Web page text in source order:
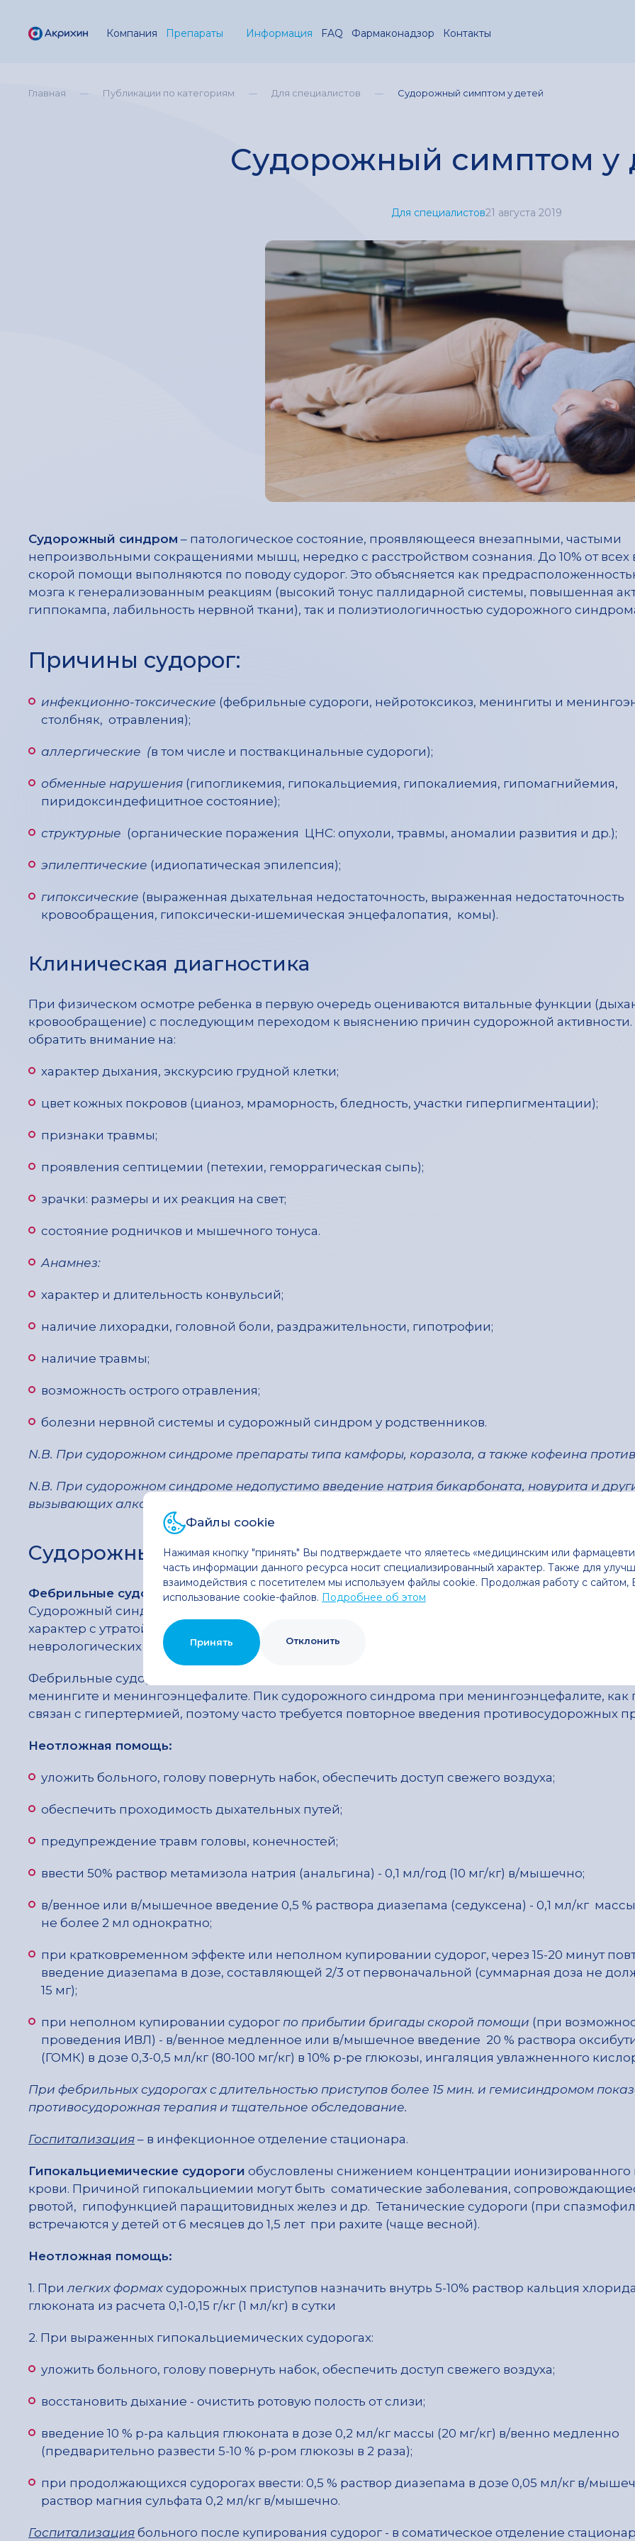
Компания Препараты Информация FAQ Фармаконадзор Контакты
Главная Публикации по категориям Для специалистов Судорожный симптом у детей
Судорожный симптом у
Для специалистов21 августа 2019
Судорожный синдром – патологическое состояние, проявляющееся внезапными, частыми
непроизвольными сокращениями мышц, нередко с расстройством сознания. До 10% от всех
скорой помощи выполняются по поводу судорог. Это объясняется как
мозга к генерализованным реакциям (высокий тонус паллидарной системы, повышенная
гиппокампа, лабильность нервной ткани), так и полиэтиологичностью судорожного
Причины судорог:
инфекционно-токсические (фебрильные судороги, нейротоксикоз, менингиты и
столбняк, отравления);
аллергические (в том числе и поствакцинальные судороги);
обменные нарушения (гипогликемия, гипокальциемия, гипокалиемия, гипомагнийемия,
пиридоксиндефицитное состояние);
структурные (органические поражения ЦНС: опухоли, травмы, аномалии развития и др.);
эпилептические (идиопатическая эпилепсия);
гипоксические (выраженная дыхательная недостаточность, выраженная недостаточность
кровообращения, гипоксически-ишемическая энцефалопатия, комы).
Клиническая диагностика
При физическом осмотре ребенка в первую очередь оцениваются витальные функции
кровообращение) с последующим переходом к выяснению причин судорожной
обратить внимание на:
характер дыхания, экскурсию грудной клетки;
цвет кожных покровов (цианоз, мраморность, бледность, участки гиперпигментации);
признаки травмы;
проявления септицемии (петехии, геморрагическая сыпь);
зрачки: размеры и их реакция на свет;
состояние родничков и мышечного тонуса.
Анамнез:
характер и длительность конвульсий;
наличие лихорадки, головной боли, раздражительности, гипотрофии;
наличие травмы;
возможность острого отравления;
болезни нервной системы и судорожный синдром у родственников.
N.B. При судорожном синдроме препараты типа камфоры, коразола, а также кофеина
N.B. При судорожном синдроме недопустимо введение натрия бикарбоната, новурита и
вызывающих алкалоз (может спровоцировать судороги).
Судорожный синдром при различных состояниях
Фебрильные судорогивозникают при температуре тела свыше 38ºС во время
Судорожный синдром длится от нескольких секунд до нескольких минут, носит
характер с утратой сознания (реже развиваются односторонние и парциальные судороги при
неврологических нарушений), хорошо купируется
Фебрильные судороги на фоне ОРИ необходимо дифференцировать с судорожным
менингите и менингоэнцефалите. Пик судорожного синдрома при менингоэнцефалите, как
связан с гипертермией, поэтому часто требуется повторное введения противосудорожных
Неотложная помощь:
уложить больного, голову повернуть набок, обеспечить доступ свежего воздуха;
обеспечить проходимость дыхательных путей;
предупреждение травм головы, конечностей;
ввести 50% раствор метамизола натрия (анальгина) - 0,1 мл/год (10 мг/кг) в/мышечно;
в/венное или в/мышечное введение 0,5 % раствора диазепама (седуксена) - 0,1 мл/кг массы
не более 2 мл однократно;
при кратковременном эффекте или неполном купировании судорог, через 15-20 минут
введение диазепама в дозе, составляющей 2/3 от первоначальной (суммарная доза не
15 мг);
при неполном купировании судорог по прибытии бригады скорой помощи (при
проведения ИВЛ) - в/венное медленное или в/мышечное введение 20 % раствора
(ГОМК) в дозе 0,3-0,5 мл/кг (80-100 мг/кг) в 10% р-ре глюкозы, ингаляция увлажненного
При фебрильных судорогах с длительностью приступов более 15 мин. и гемисиндромом
противосудорожная терапия и тщательное обследование.
Госпитализация – в инфекционное отделение стационара.
Гипокальциемические судороги обусловлены снижением концентрации ионизированного
крови. Причиной гипокальциемии могут быть соматические заболевания,
рвотой, гипофункцией паращитовидных желез и др. Тетанические судороги (при
встречаются у детей от 6 месяцев до 1,5 лет при рахите (чаще весной).
Неотложная помощь:
1. Прилегких формах судорожных приступов назначить внутрь 5-10% раствор кальция
глюконата из расчета 0,1-0,15 г/кг (1 мл/кг) в сутки
2. При выраженных гипокальциемических судорогах:
уложить больного, голову повернуть набок, обеспечить доступ свежего воздуха;
восстановить дыхание - очистить ротовую полость от слизи;
введение 10 % р-ра кальция глюконата в дозе 0,2 мл/кг массы (20 мг/кг) в/венно медленно
(предварительно развести 5-10 % р-ром глюкозы в 2 раза);
при продолжающихся судорогах ввести: 0,5 % раствор диазепама в дозе 0,05 мл/кг в/
раствор магния сульфата 0,2 мл/кг в/мышечно.
Госпитализация больного после купирования судорог - в соматическое отделение
Файлы cookie
Нажимая кнопку "принять" Вы подтверждаете что яляетесь «медицинским или
часть информации данного ресурса носит специализированный характер. Также для
взаимодействия с посетителем мы используем файлы cookie. Продолжая работу с сайтом,
использование cookie-файлов. Подробнее об этом
Принять Отклонить